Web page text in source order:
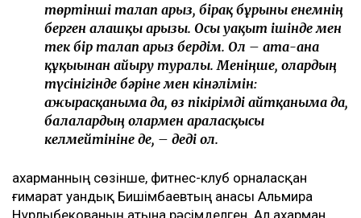
төртінші талап арыз, бірақ бұрынғы енемнің
берген алғашқы арызы. Осы уақыт ішінде мен
тек бір талап арыз бердім. Ол – ата-ана
құқығынан айыру туралы. Меніңше, олардың
түсінігінде бәріне мен кінәлімін:
ажырасқаныма да, өз пікірімді айтқаныма да,
балалардың олармен араласқысы
келмейтініне де, – деді ол.
Қахарманның сөзінше, фитнес-клуб орналасқан
ғимарат Қуандық Бишімбаевтың анасы Альмира
Нұрлыбекованың атына рәсімделген. Ал Қахарман